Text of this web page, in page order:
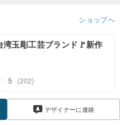
ショップへ
玉彫工芸ブランド🚩新作
5 (202)
デザイナーに連絡